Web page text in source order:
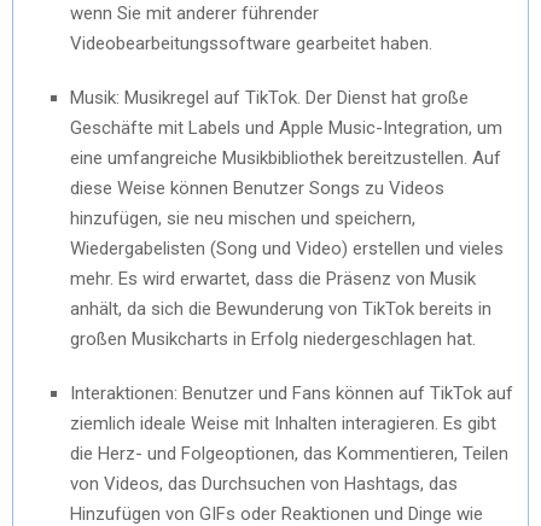
wenn Sie mit anderer führender
Videobearbeitungssoftware gearbeitet haben.
Musik: Musikregel auf TikTok. Der Dienst hat große
Geschäfte mit Labels und Apple Music-Integration, um
eine umfangreiche Musikbibliothek bereitzustellen. Auf
diese Weise können Benutzer Songs zu Videos
hinzufügen, sie neu mischen und speichern,
Wiedergabelisten (Song und Video) erstellen und vieles
mehr. Es wird erwartet, dass die Präsenz von Musik
anhält, da sich die Bewunderung von TikTok bereits in
großen Musikcharts in Erfolg niedergeschlagen hat.
Interaktionen: Benutzer und Fans können auf TikTok auf
ziemlich ideale Weise mit Inhalten interagieren. Es gibt
die Herz- und Folgeoptionen, das Kommentieren, Teilen
von Videos, das Durchsuchen von Hashtags, das
Hinzufügen von GIFs oder Reaktionen und Dinge wie